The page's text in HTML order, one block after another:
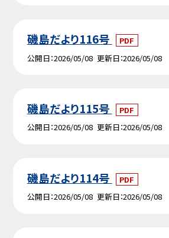
磯島だより116号
PDF
公開日 2026/05/08 更新日 2026/05/08
磯島だより115号
PDF
公開日 2026/05/08 更新日 2026/05/08
磯島だより114号
PDF
公開日 2026/05/08 更新日 2026/05/08